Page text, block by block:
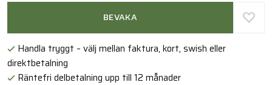
BEVAKA
Handla tryggt – välj mellan faktura, kort, swish eller
direktbetalning
Räntefri delbetalning upp till 12 månader